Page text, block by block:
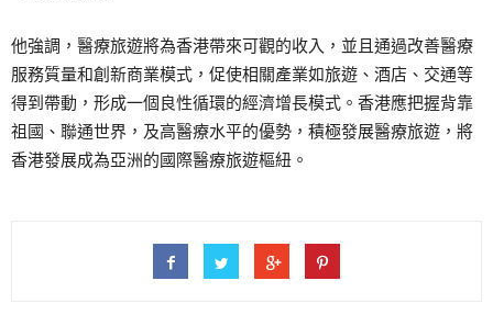
他強調，醫療旅遊將為香港帶來可觀的收入，並且通過改善醫療
服務質量和創新商業模式，促使相關產業如旅遊、酒店、交通等
得到帶動，形成一個良性循環的經濟增長模式。香港應把握背靠
祖國、聯通世界，及高醫療水平的優勢，積極發展醫療旅遊，將
香港發展成為亞洲的國際醫療旅遊樞紐。